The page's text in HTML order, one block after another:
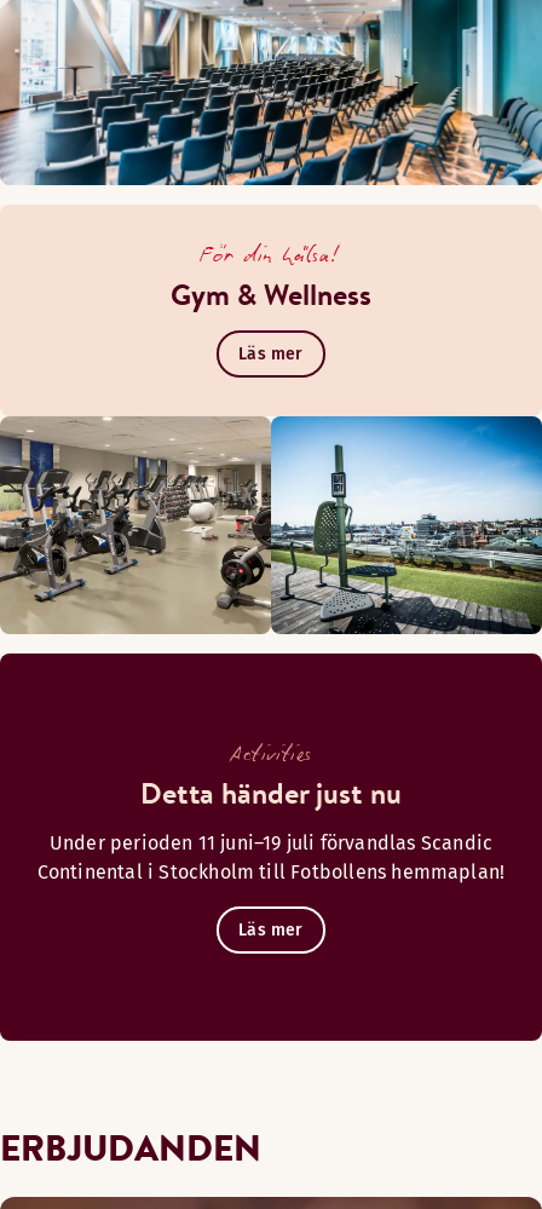
För din hälsa!
Gym & Wellness
Läs mer
Activities
Detta händer just nu
Under perioden 11 juni–19 juli förvandlas Scandic
Continental i Stockholm till Fotbollens hemmaplan!
Läs mer
ERBJUDANDEN
Ta en drink i vår sköna Lobbybar mitt i city. Perfekt för
Fredag-Lördag: 11:00-01:00
Söndag: 11:00-23:00